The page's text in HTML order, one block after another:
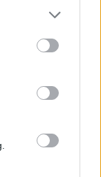
και 0-3
τον
τον
τους να
Ρικ
Μπεν